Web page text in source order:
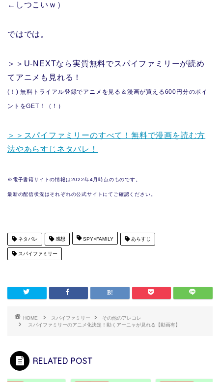
←しつこいｗ）
ではでは。
＞＞U-NEXTなら実質無料でスパイファミリーが読め
てアニメも見れる！
(！) 無料トライアル登録でアニメを見る＆漫画が買える600円分のポイ
ントをGET！（！）
＞＞スパイファミリーのすべて！無料で漫画を読む方
法やあらすじネタバレ！
※電子書籍サイトの情報は2022年4月時点のものです。
最新の配信状況はそれぞれの公式サイトにてご確認ください。
ネタバレ 感想 SPY×FAMILY あらすじ
スパイファミリー
HOME スパイファミリー
その他のアレコレ
スパイファミリーのアニメ化決定！動くアーニャが見れる【動画有】
RELATED POST